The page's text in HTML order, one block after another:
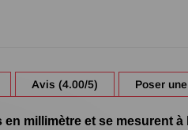
millimètre et se mesurent
Avis (4.00/5) Poser